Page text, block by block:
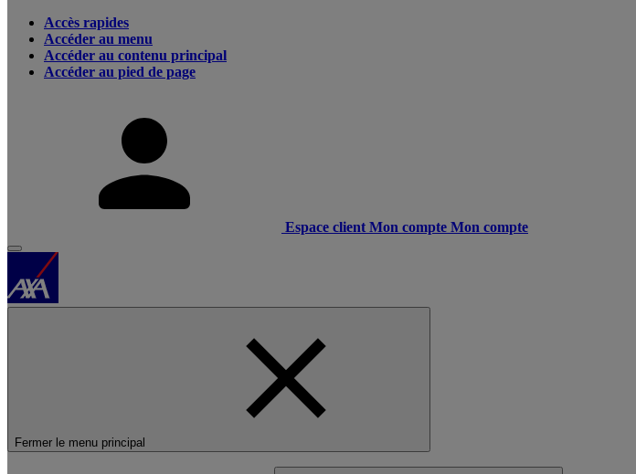
Accès rapides
Accéder au menu
Accéder au contenu principal
Accéder au pied de page
Espace client Mon compte Mon compte
Fermer le menu principal